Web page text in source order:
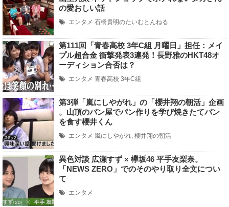
の愛おしい話
エンタメ 石橋貴明のたいむとんねる
第111回「青春高校 3年C組 月曜日」担任：メイ
プル超合金 衝撃発表3連発！長野雅のHKT48オ
ーディション合否は？
エンタメ 青春高校 3年C組
第3弾「嵐にしやがれ」の「櫻井翔の朝活」企画
。山頂のパン屋でパン作りを学び焼きたてパン
を食す櫻井くん
エンタメ 嵐にしやがれ, 櫻井翔の朝活
異色対談 広瀬すず × 欅坂46 平手友梨奈。
「NEWS ZERO」でのそのやり取り全文につい
て
エンタメ